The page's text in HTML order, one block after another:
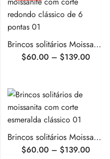
Brincos solitários Moissanite clássicos com corte redondo de 6 pontas
$60.00 – $139.00
Brincos solitários Moissanite com corte esmeralda clássico
$60.00 – $139.00